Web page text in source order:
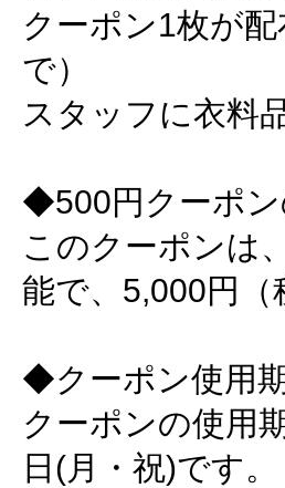
クーポン1枚が
で）
スタッフに衣料
◆500円クーポン
このクーポンは
能で、5,000円
◆クーポン使用
クーポンの使用
日(月・祝)です。